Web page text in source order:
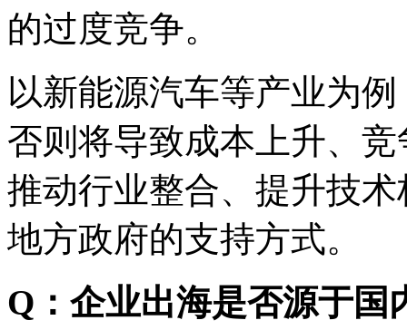
的过度竞争。
以新能源汽车等产业为
否则将导致成本上升、
推动行业整合、提升技
地方政府的支持方式。
Q：企业出海是否源于国